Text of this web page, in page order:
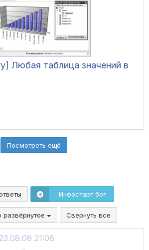
Любая таблица значений в
Посмотреть ещё
Инфостарт бот
Свернуть все
23.08.08 21:08